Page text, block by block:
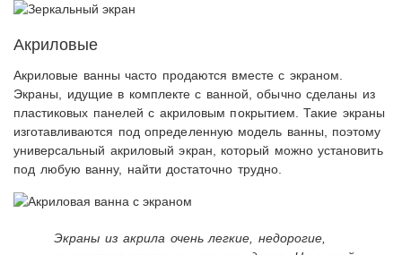
Акриловые
Акриловые ванны часто продаются вместе с экраном.
Экраны, идущие в комплекте с ванной, обычно сделаны из
пластиковых панелей с акриловым покрытием. Такие экраны
изготавливаются под определенную модель ванны, поэтому
универсальный акриловый экран, который можно установить
под любую ванну, найти достаточно трудно.
Экраны из акрила очень легкие, недорогие,